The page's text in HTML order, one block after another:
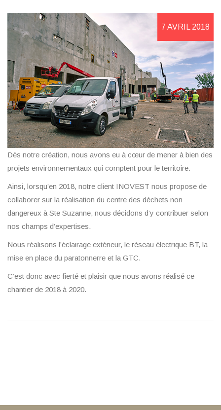
7 AVRIL 2018
Dès notre création, nous avons eu à cœur de mener à bien des
projets environnementaux qui comptent pour le territoire.
Ainsi, lorsqu’en 2018, notre client INOVEST nous propose de
collaborer sur la réalisation du centre des déchets non
dangereux à Ste Suzanne, nous décidons d’y contribuer selon
nos champs d’expertises.
Nous réalisons l’éclairage extérieur, le réseau électrique BT, la
mise en place du paratonnerre et la GTC.
C’est donc avec fierté et plaisir que nous avons réalisé ce
chantier de 2018 à 2020.